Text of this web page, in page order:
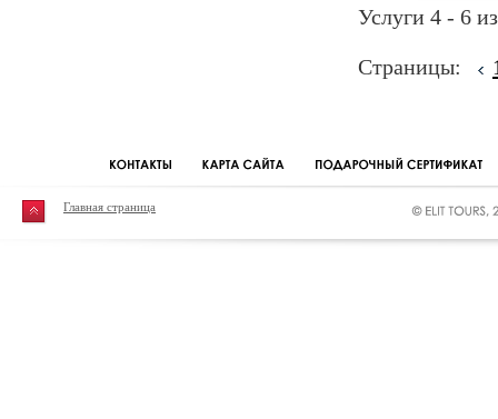
Услуги 4 - 6
Страницы:
Главная страница